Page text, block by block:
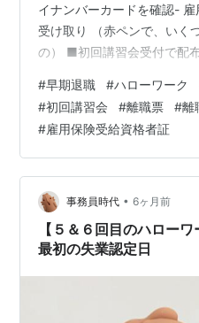
イナンバーカードを確認-
受け取り （赤ペンで、いく
の） ■初回講習会受付で配
内- ハローワークインターネ
https://
機と、ネットで検索できる
なっていると思いました。-
自分は、今回考えていない
#早期退職 #ハローワーク
#初回講習会 #離職票 #離
#雇用保険受給資格者証
事務員時代 • 6ヶ月前
【５＆６回目のハロー
最初の失業認定日